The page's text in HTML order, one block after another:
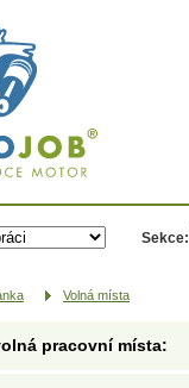
-
Sekce:
Volná místa
pracovní místa: